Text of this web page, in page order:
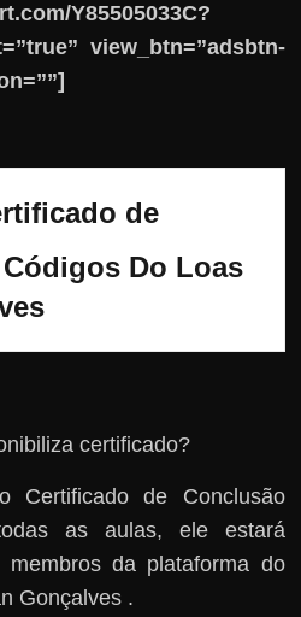
Y85505033C?
view_btn=”adsbtn-
de
Do Loas
certificado?
Certificado de Conclusão
as aulas, ele estará
da plataforma do
Gonçalves .